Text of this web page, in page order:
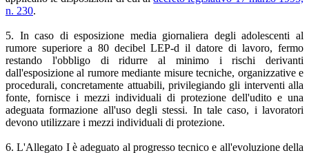
n. 230.
5. In caso di esposizione media giornaliera degli adolescenti al
rumore superiore a 80 decibel LEP-d il datore di lavoro, fermo
restando l'obbligo di ridurre al minimo i rischi derivanti
dall'esposizione al rumore mediante misure tecniche, organizzative e
procedurali, concretamente attuabili, privilegiando gli interventi alla
fonte, fornisce i mezzi individuali di protezione dell'udito e una
adeguata formazione all'uso degli stessi. In tale caso, i lavoratori
devono utilizzare i mezzi individuali di protezione.
6. L'Allegato I è adeguato al progresso tecnico e all'evoluzione della